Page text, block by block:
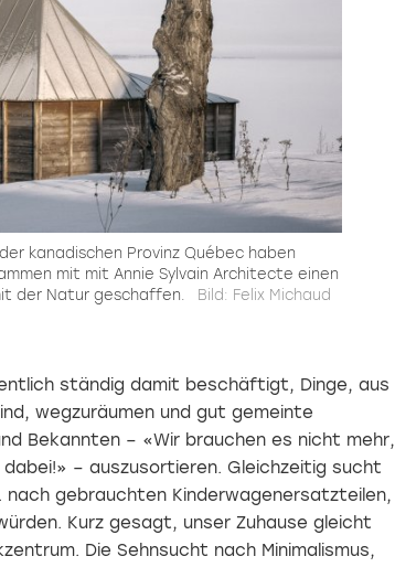
kanadischen Provinz Québec haben
mit mit Annie Sylvain Architecte einen
der Natur geschaffen.
Bild: Felix Michaud
ständig damit beschäftigt, Dinge, aus
wegzuräumen und gut gemeinte
Bekannten – «Wir brauchen es nicht mehr,
– auszusortieren. Gleichzeitig sucht
nach gebrauchten Kinderwagenersatzteilen,
Kurz gesagt, unser Zuhause gleicht
Die Sehnsucht nach Minimalismus,